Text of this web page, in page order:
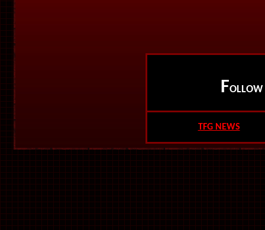
F
TFG NEWS